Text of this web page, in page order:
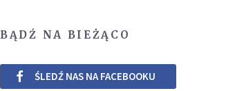
BĄDŹ NA BIEŻĄCO
ŚLEDŹ NAS NA FACEBOOKU